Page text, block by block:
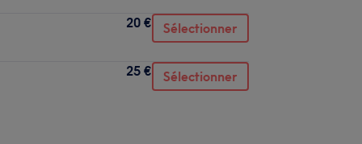
20 € Sélectionner
25 € Sélectionner